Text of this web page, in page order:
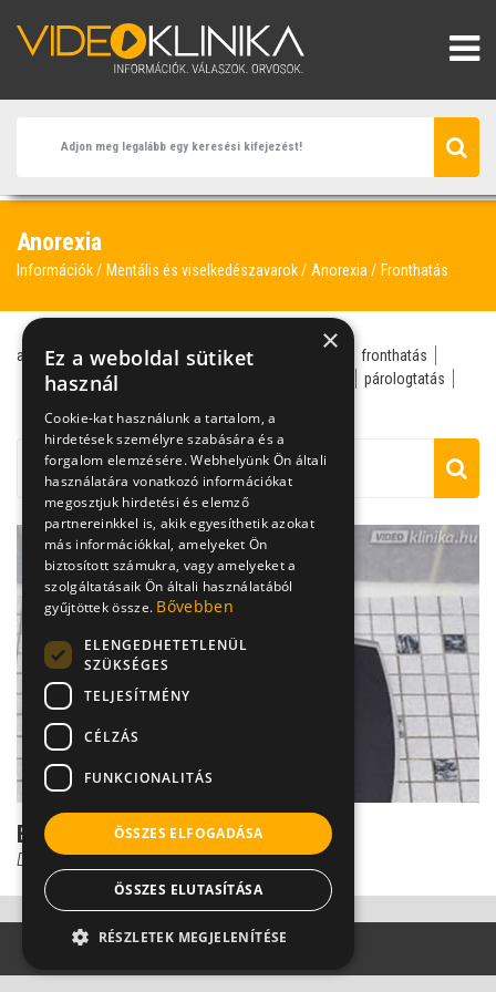
Anorexia
Információk Mentális és viselkedészavarok Anorexia Fronthatás
anorexia belgyógyász Csenki Laura
fronthatás
gyermekpszichológus
párologtatás
Emiatt fájhat a fogyókúrázók feje
Dr. Bodnár Eszter
×
Ez a weboldal sütiket
használ
Cookie-kat használunk a tartalom, a
hirdetések személyre szabására és a
forgalom elemzésére. Webhelyünk Ön általi
használatára vonatkozó információkat
megosztjuk hirdetési és elemző
partnereinkkel is, akik egyesíthetik azokat
más információkkal, amelyeket Ön
biztosított számukra, vagy amelyeket a
szolgáltatásaik Ön általi használatából
gyűjtöttek össze. Bővebben
ELENGEDHETETLENÜL
SZÜKSÉGES
TELJESÍTMÉNY
CÉLZÁS
FUNKCIONALITÁS
ÖSSZES ELFOGADÁSA
ÖSSZES ELUTASÍTÁSA
RÉSZLETEK MEGJELENÍTÉSE